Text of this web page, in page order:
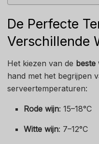
De Perfecte
Verschillende
Het kiezen van de beste
hand met het begrijpen
serveertemperaturen:
Rode wijn: 15–18°C
Witte wijn: 7–12°C